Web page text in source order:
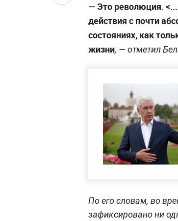
— Это революция.
действия с почти
состояниях, как
жизни, — отметил
По его словам, во
зафиксировано ни